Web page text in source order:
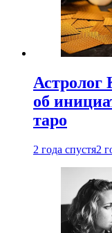
Астролог
об
таро
2 года спустя2